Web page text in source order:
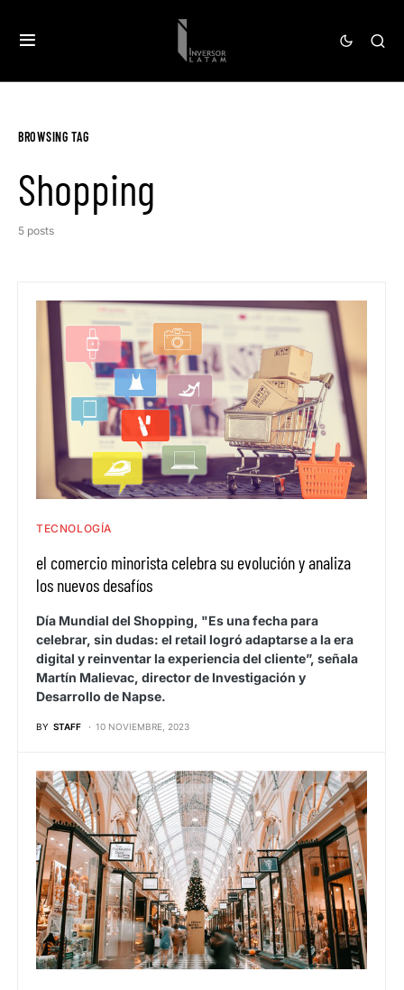
BROWSING TAG
Shopping
5 posts
TECNOLOGÍA
el comercio minorista celebra su evolución y analiza
los nuevos desafíos
Día Mundial del Shopping, "Es una fecha para
celebrar, sin dudas: el retail logró adaptarse a la era
digital y reinventar la experiencia del cliente”, señala
Martín Malievac, director de Investigación y
Desarrollo de Napse.
BY STAFF 10 NOVIEMBRE, 2023